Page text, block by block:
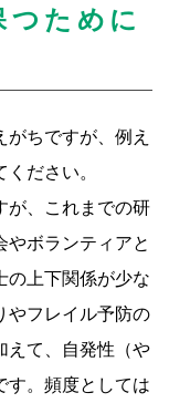
ために
ちですが、例え
ださい。
が、これまでの研
やボランティアと
の上下関係が少な
やフレイル予防の
えて、自発性（や
す。頻度としては